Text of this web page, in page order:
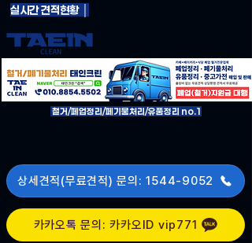
철거/페업정리/페기물처리/유품정리 no.1
카카오톡 문의: 카카오ID vip771
실시간 견적현황 │
상세견적(무료견적) 문의: 1544-9052